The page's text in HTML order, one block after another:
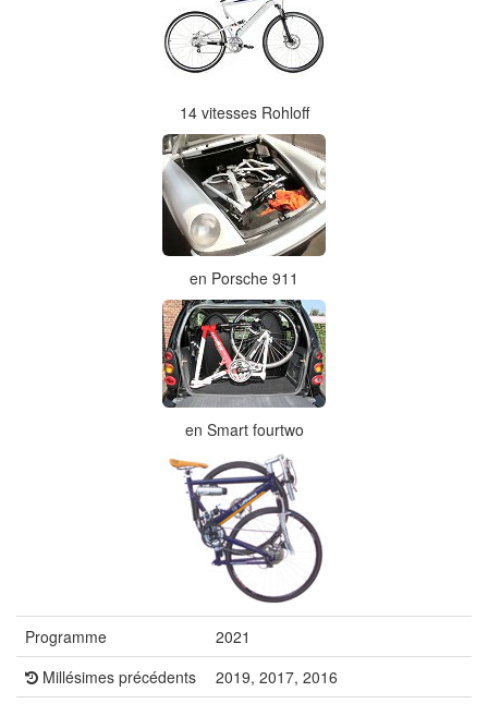
14 vitesses Rohloff
en Porsche 911
en Smart fourtwo
Programme
2021
Millésimes précédents
2019, 2017, 2016